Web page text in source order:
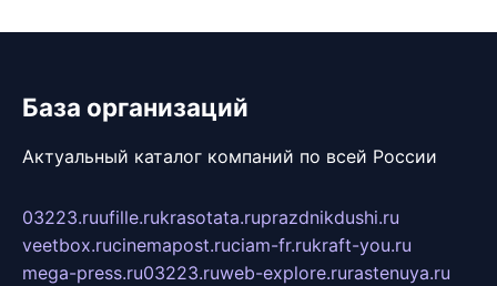
База организаций
Актуальный каталог компаний по всей России
03223.ruufille.rukrasotata.ruprazdnikdushi.ru
veetbox.rucinemapost.ruciam-fr.rukraft-you.ru
mega-press.ru03223.ruweb-explore.rurastenuya.ru